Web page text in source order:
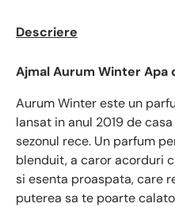
Descriere
Ajmal Aurum Winter Apa
Aurum Winter este un
lansat in anul 2019 de
sezonul rece. Un parfum
blenduit, a caror acorduri
si esenta proaspata, care
puterea sa te poarte